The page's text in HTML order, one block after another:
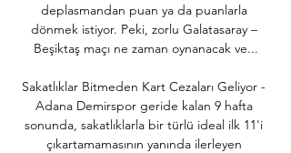
deplasmandan puan ya da puanlarla
dönmek istiyor. Peki, zorlu Galatasaray –
Beşiktaş maçı ne zaman oynanacak ve...
Sakatlıklar Bitmeden Kart Cezaları Geliyor -
Adana Demirspor geride kalan 9 hafta
sonunda, sakatlıklarla bir türlü ideal ilk 11'i
çıkartamamasının yanında ilerleyen